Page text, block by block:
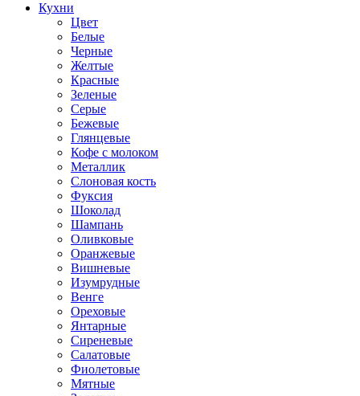
Кухни
Цвет
Белые
Черные
Желтые
Красные
Зеленые
Серые
Бежевые
Глянцевые
Кофе с молоком
Металлик
Слоновая кость
Фуксия
Шоколад
Шампань
Оливковые
Оранжевые
Вишневые
Изумрудные
Венге
Ореховые
Янтарные
Сиреневые
Салатовые
Фиолетовые
Мятные